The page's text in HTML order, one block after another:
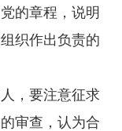
的章程，说明
织作出负责的
，要注意征求
审查，认为合